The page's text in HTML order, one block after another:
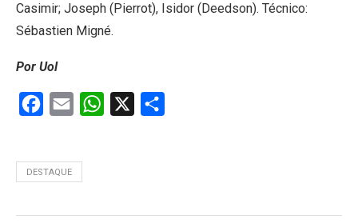
Casimir; Joseph (Pierrot), Isidor (Deedson). Técnico:
Sébastien Migné.
Por Uol
Facebook
Email WhatsApp
DESTAQUE